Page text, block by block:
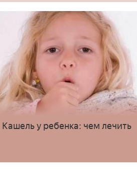
Кашель у ребенка: чем лечить